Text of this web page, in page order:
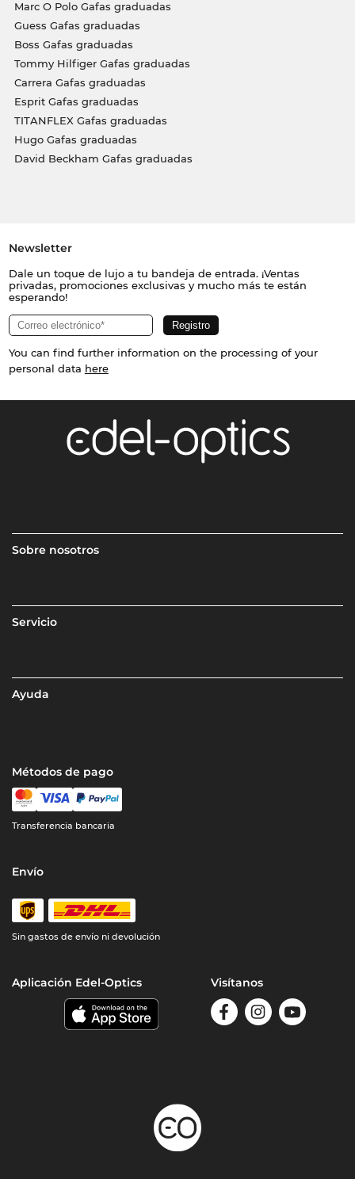
Marc O Polo Gafas graduadas
Guess Gafas graduadas
Boss Gafas graduadas
Tommy Hilfiger Gafas graduadas
Carrera Gafas graduadas
Esprit Gafas graduadas
TITANFLEX Gafas graduadas
Hugo Gafas graduadas
David Beckham Gafas graduadas
Newsletter
Dale un toque de lujo a tu bandeja de entrada. ¡Ventas
privadas, promociones exclusivas y mucho más te están
esperando!
You can find further information on the processing of your
personal data here
Sobre nosotros
Servicio
Ayuda
Métodos de pago
Transferencia bancaria
Envío
Sin gastos de envío ni devolución
Aplicación Edel-Optics Visítanos